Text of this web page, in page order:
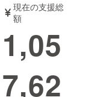
書籍・雑誌
チャレンジ
現在の支援総
額
1,05
7,62